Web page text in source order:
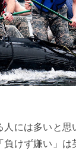
人には多いと思
けず嫌い」は